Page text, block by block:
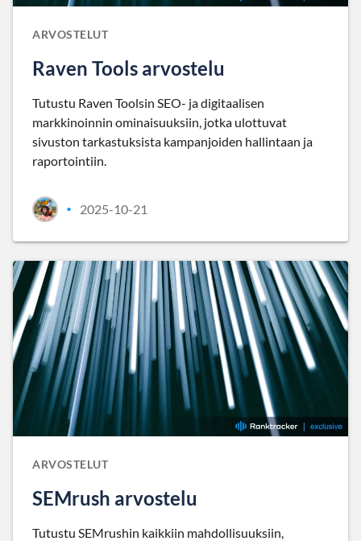
ARVOSTELUT
Raven Tools arvostelu
Tutustu Raven Toolsin SEO- ja digitaalisen
markkinoinnin ominaisuuksiin, jotka ulottuvat
sivuston tarkastuksista kampanjoiden hallintaan ja
raportointiin.
• 2025-10-21
ARVOSTELUT
SEMrush arvostelu
Tutustu SEMrushin kaikkiin mahdollisuuksiin,